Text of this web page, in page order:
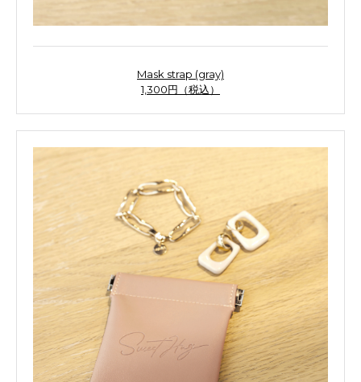
Mask strap (gray)
1,300円（税込）